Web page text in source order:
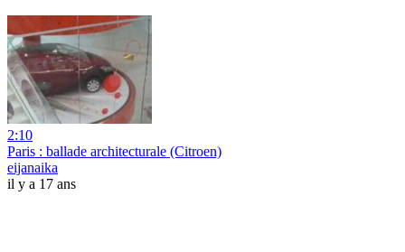
2:10
Paris : ballade architecturale (Citroen)
eijanaika
il y a 17 ans